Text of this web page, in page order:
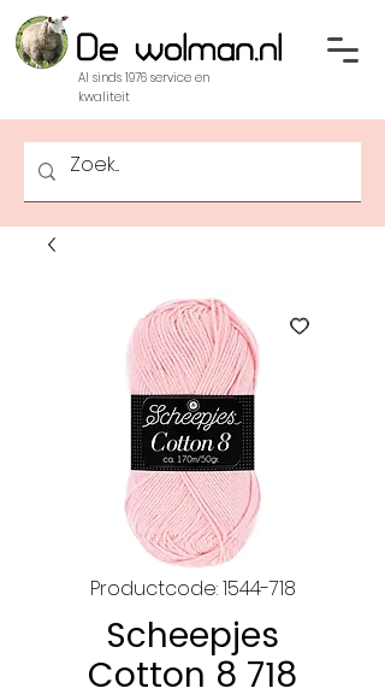
Al sinds 1976 service en
kwaliteit
Productcode: 1544-718
Scheepjes
Cotton 8 718